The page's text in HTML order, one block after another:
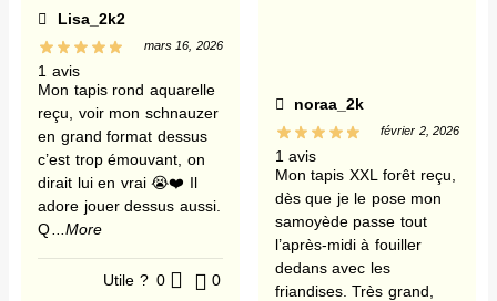
Lisa_2k2
1 avis
mars 16, 2026
Mon tapis rond aquarelle
reçu, voir mon schnauzer
en grand format dessus
c’est trop émouvant, on
dirait lui en vrai 😭❤️ Il
adore jouer dessus aussi.
Q...More
Utile ? 0 0
noraa_2k
1 avis
février 2, 2026
Mon tapis XXL forêt reçu,
dès que je le pose mon
samoyède passe tout
l’après-midi à fouiller
dedans avec les
friandises. Très grand,